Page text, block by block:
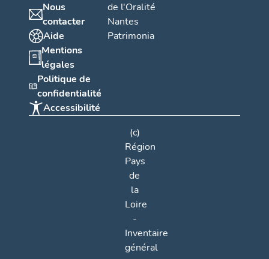
Nous
contacter
Aide
Mentions
légales
Politique de
confidentialité
Accessibilité
de l'Oralité
Nantes
Patrimonia
(c)
Région
Pays
de
la
Loire
-
Inventaire
général